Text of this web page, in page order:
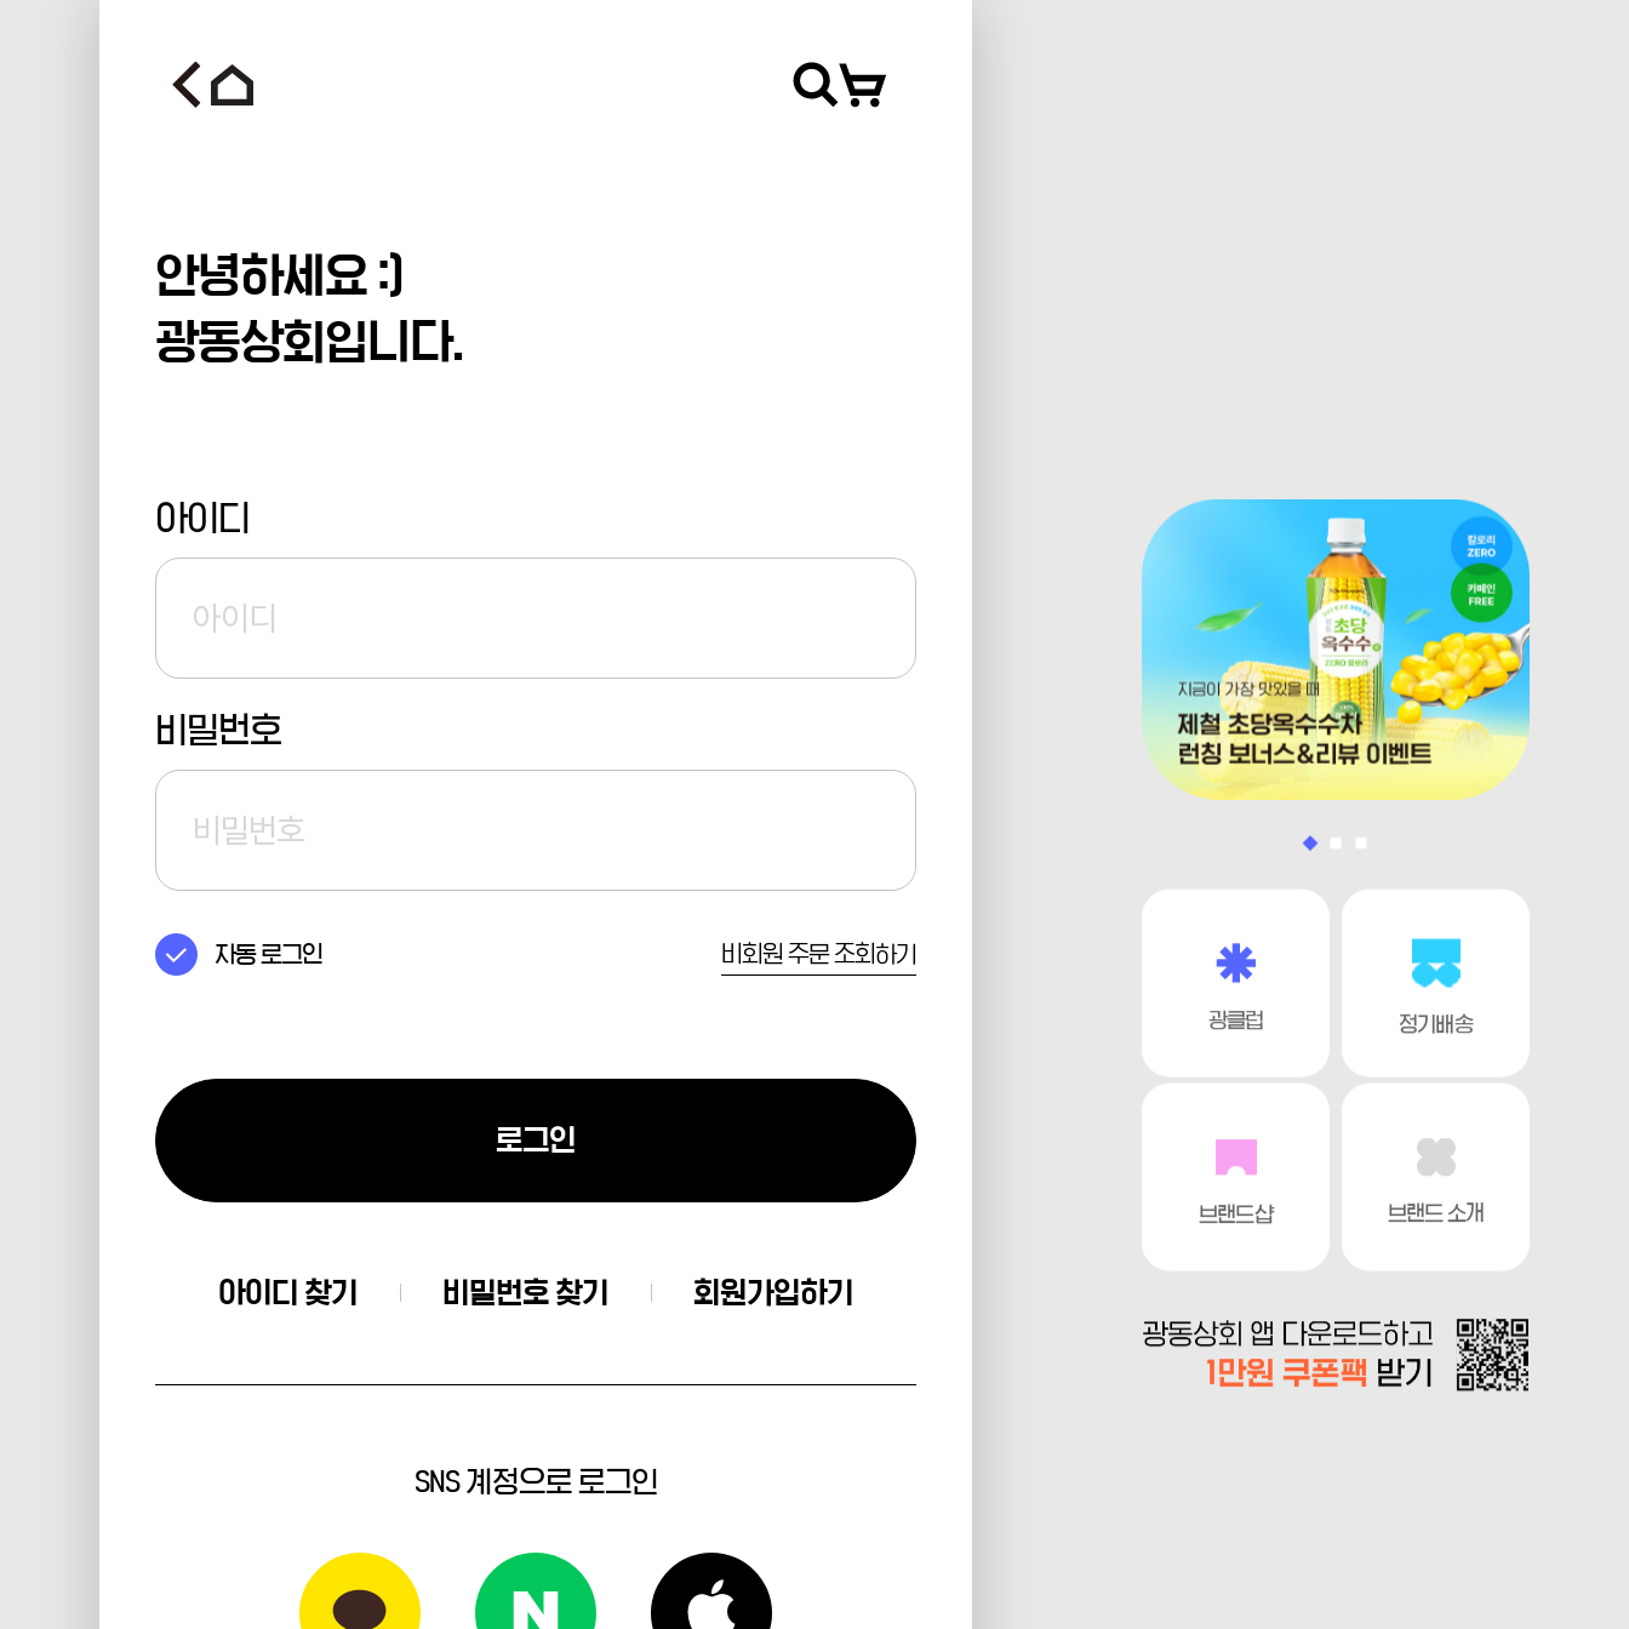
광클럽 정기배송
브랜드샵 브랜드 소개
안녕하세요 :)
광동상회입니다.
아이디
비밀번호
자동 로그인 비회원 주문 조회하기
로그인
아이디 찾기 비밀번호 찾기 회원가입하기
SNS 계정으로 로그인